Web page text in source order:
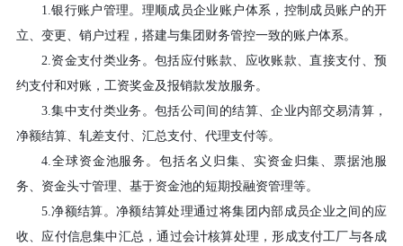
1.银行账户管理。理顺成员企业账户体系，控制成员账户的开
立、变更、销户过程，搭建与集团财务管控一致的账户体系。
2.资金支付类业务。包括应付账款、应收账款、直接支付、预
约支付和对账，工资奖金及报销款发放服务。
3.集中支付类业务。包括公司间的结算、企业内部交易清算，
净额结算、轧差支付、汇总支付、代理支付等。
4.全球资金池服务。包括名义归集、实资金归集、票据池服
务、资金头寸管理、基于资金池的短期投融资管理等。
5.净额结算。净额结算处理通过将集团内部成员企业之间的应
收、应付信息集中汇总，通过会计核算处理，形成支付工厂与各成